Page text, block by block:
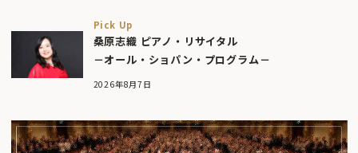
Pick Up
桑原志織 ピアノ・リサイタル
－オール・ショパン・プログラム－
2026年8月7日